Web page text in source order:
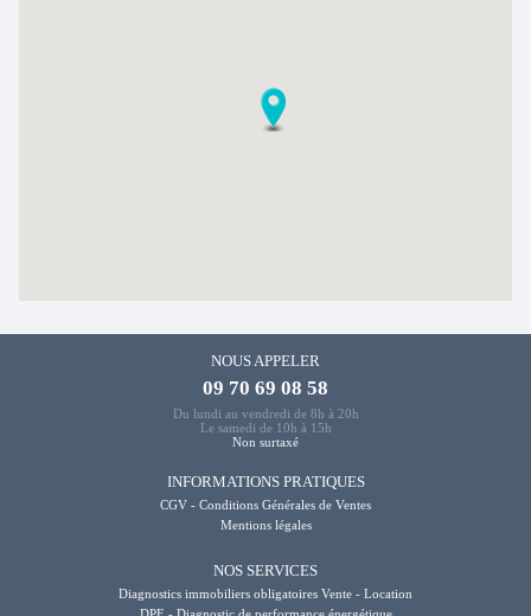
NOUS APPELER
09 70 69 08 58
Du lundi au vendredi de 8h à 20h
Le samedi de 10h à 15h
Non surtaxé
INFORMATIONS PRATIQUES
CGV - Conditions Générales de Ventes
Mentions légales
NOS SERVICES
Diagnostics immobiliers obligatoires Vente - Location